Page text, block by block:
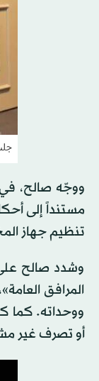
ووجّه صالح، في
تنظيم جهاز
وشدد صالح على
المرافق
ووحداته. كما
أو تصرف غير